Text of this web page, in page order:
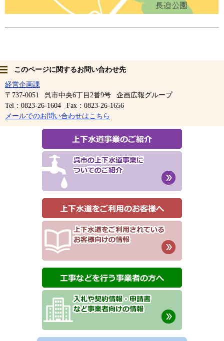
このページに関するお問い合わせ先
経営企画課
〒737-0051
呉市中央6丁目2番9号
企画広報グループ
Tel：0823-26-1604
Fax：0823-26-1656
メールでのお問い合わせはこちら